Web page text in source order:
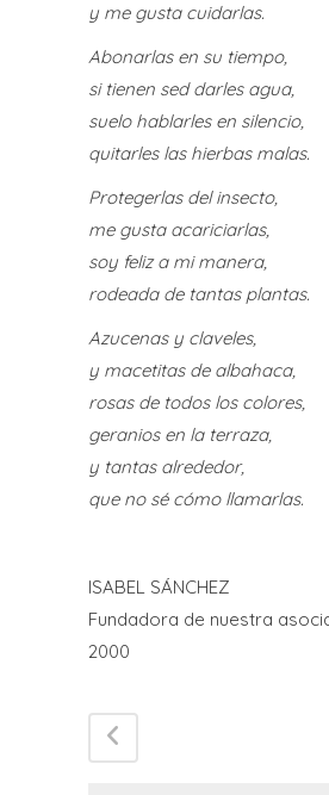
y me gusta cuidarlas.
Abonarlas en su tiempo,
si tienen sed darles agua,
suelo hablarles en silencio,
quitarles las hierbas malas.
Protegerlas del insecto,
me gusta acariciarlas,
soy feliz a mi manera,
rodeada de tantas plantas.
Azucenas y claveles,
y macetitas de albahaca,
rosas de todos los colores,
geranios en la terraza,
y tantas alrededor,
que no sé cómo llamarlas.
ISABEL SÁNCHEZ
Fundadora de nuestra
2000